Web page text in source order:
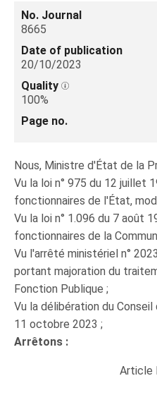
No. Journal
8665
Date of publication
20/10/2023
Quality
100%
Page no.
Nous, Ministre d'État de la
Vu la loi n° 975 du 12 juillet
fonctionnaires de l'État,
Vu la loi n° 1.096 du 7 août
fonctionnaires de la
Vu l'arrêté ministériel n°
portant majoration du
Fonction Publique ;
Vu la délibération du
11 octobre 2023 ;
Arrêtons :
Article